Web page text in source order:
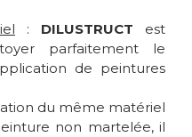
: DILUSTRUCT est
parfaitement le
de peintures
du même matériel
non martelée, il